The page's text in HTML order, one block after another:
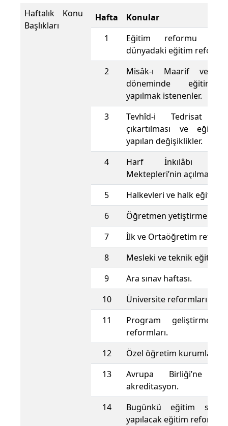
Haftalık Konu
Başlıkları
Hafta
Konular
1
Eğitim reformu
dünyadaki eğitim
2
Misâk-ı Maarif ve
döneminde eğitim
yapılmak istenenler.
3
Tevhîd-i Tedrisat
çıkartılması ve eğitim
yapılan değişiklikler.
4
Harf İnkılâbı
Mektepleri’nin açılması
5
Halkevleri ve halk eğitimi
6
Öğretmen yetiştirme
7
İlk ve Ortaöğretim
8
Mesleki ve teknik eğitim
9
Ara sınav haftası.
10
Üniversite reformları.
11
Program geliştirme
reformları.
12
Özel öğretim kurumları
13
Avrupa Birliği’ne
akreditasyon.
14
Bugünkü eğitim
yapılacak eğitim